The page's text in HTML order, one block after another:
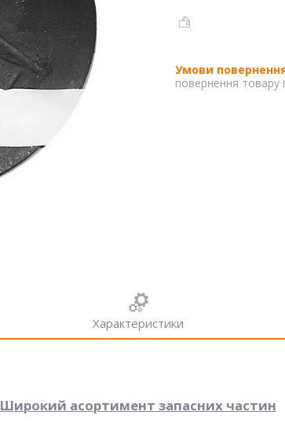
повернення товару
Характеристики
Широкий асортимент запасних частин